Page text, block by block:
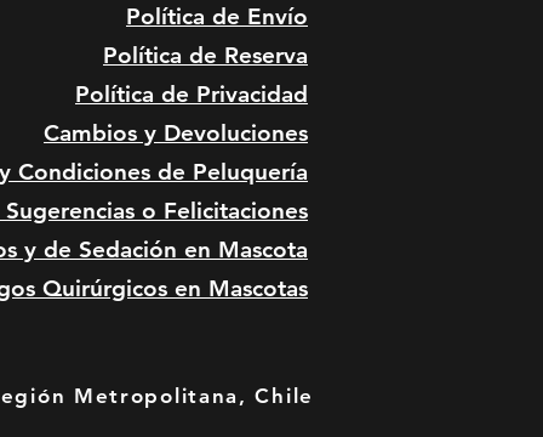
Política de Envío
Política de Reserva
Política de Privacidad
Cambios y Devoluciones
Condiciones de Peluquería
Sugerencias o Felicitaciones
y de Sedación en Mascota
Quirúrgicos en Mascotas
Metropolitana, Chile